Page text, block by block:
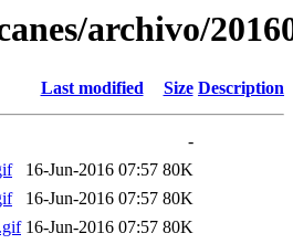
archivo/
Last modified Size Description
-
16-Jun-2016 07:57 80K
16-Jun-2016 07:57 80K
16-Jun-2016 07:57 80K